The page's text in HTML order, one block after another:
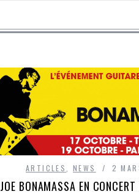
ARTICLES ,NEWS 2
JOE BONAMASSA EN